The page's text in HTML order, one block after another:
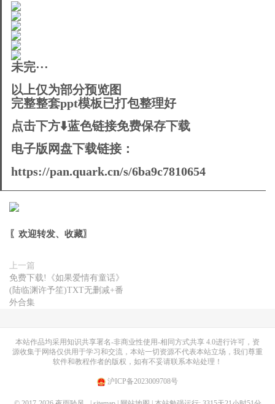
未完···
以上仅为部分预览图
完整整套ppt模板已打包整理好
点击下方⬇️蓝色链接免费保存下载
电子版网盘下载链接：
https://pan.quark.cn/s/6ba9c7810654
〖欢迎转发、收藏〗
上一篇
免费下载!《如果爱情有童话》
(陆临渊许予笙)TXT无删减+番
外合集
本站作品均采用知识共享署名-非商业性使用-相同方式共享 4.0进行许可，资
源收集于网络仅供用于学习和交流，本站一切资源不代表本站立场，我们尊重
软件和教程作者的版权，如有不妥请联系本站处理！
沪ICP备2023009708号